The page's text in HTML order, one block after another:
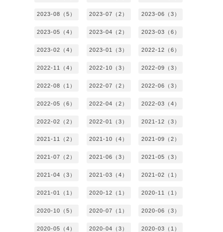
2023-08（5） 2023-07（2） 2023-06（3）
2023-05（4） 2023-04（2） 2023-03（6）
2023-02（4） 2023-01（3） 2022-12（6）
2022-11（4） 2022-10（3） 2022-09（3）
2022-08（1） 2022-07（2） 2022-06（3）
2022-05（6） 2022-04（2） 2022-03（4）
2022-02（2） 2022-01（3） 2021-12（3）
2021-11（2） 2021-10（4） 2021-09（2）
2021-07（2） 2021-06（3） 2021-05（3）
2021-04（3） 2021-03（4） 2021-02（1）
2021-01（1） 2020-12（1） 2020-11（1）
2020-10（5） 2020-07（1） 2020-06（3）
2020-05（4） 2020-04（3） 2020-03（1）